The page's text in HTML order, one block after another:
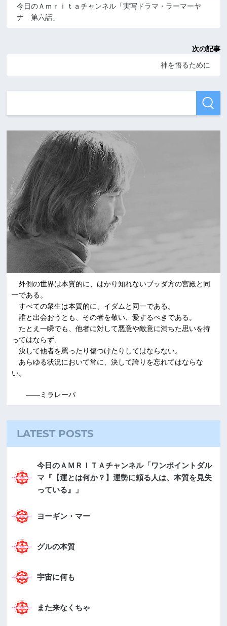
今日のＡｍｒｉｔａチャンネル「実写ドラマ・ラーマーヤ
ナ 第六話」
次の記事
神を悟るために
外側の世界は本質的に、はかり知れないブッダ方の宮殿と同
一である。
すべての衆生は本質的に、イダムと同一である。
誰と出会おうとも、その者を敬い、愛するべきである。
たとえ一瞬でも、他者に対して悪意や敵意に満ちた思いを持
ってはならず、
決して他者を罵ったり傷つけたりしてはならない。
あらゆる状況において常に、決して誇りを忘れてはならな
い。
――ミラレーパ
LATEST POSTS
今日のＡＭＲＩＴＡチャンネル「ワンポイントダル
マ『【運とは何か？】運勢に頼る人は、本質を見失
っている』」
ヨーギン・マー
グルの本質
宇宙に何も
また来なくちゃ